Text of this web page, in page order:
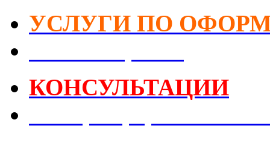
УСЛУГИ ПО
КОНСУЛЬТАЦИИ